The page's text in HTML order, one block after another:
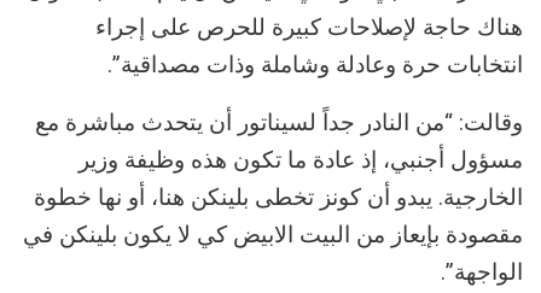
هناك حاجة لإصلاحات كبيرة للحرص على إجراء
انتخابات حرة وعادلة وشاملة وذات مصداقية”.
وقالت: “من النادر جداً لسيناتور أن يتحدث مباشرة مع
مسؤول أجنبي، إذ عادة ما تكون هذه وظيفة وزير
الخارجية. يبدو أن كونز تخطى بلينكن هنا، أو نها خطوة
مقصودة بإيعاز من البيت الابيض كي لا يكون بلينكن في
الواجهة”.